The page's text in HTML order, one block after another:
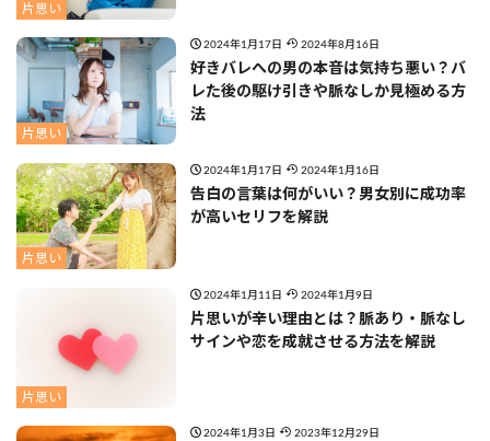
片思い
片思い
2024年1月17日 2024年8月16日
好きバレへの男の本音は気持ち悪い？バ
レた後の駆け引きや脈なしか見極める方
法
片思い
2024年1月17日 2024年1月16日
告白の言葉は何がいい？男女別に成功率
が高いセリフを解説
片思い
2024年1月11日 2024年1月9日
片思いが辛い理由とは？脈あり・脈なし
サインや恋を成就させる方法を解説
2024年1月3日 2023年12月29日